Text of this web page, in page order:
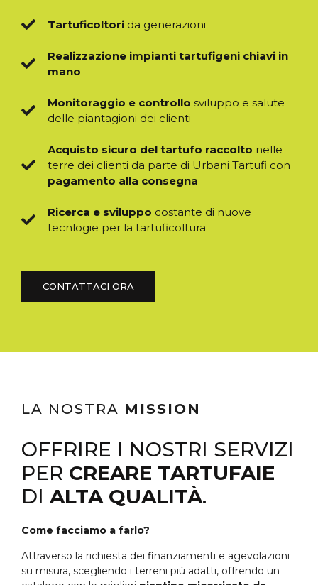
Tartuficoltori da generazioni
Realizzazione impianti tartufigeni chiavi in
mano
Monitoraggio e controllo sviluppo e salute
delle piantagioni dei clienti
Acquisto sicuro del tartufo raccolto nelle
terre dei clienti da parte di Urbani Tartufi con
pagamento alla consegna
Ricerca e sviluppo costante di nuove
tecnlogie per la tartuficoltura
CONTATTACI ORA
LA NOSTRA MISSION
OFFRIRE I NOSTRI SERVIZI
PER CREARE TARTUFAIE
DI ALTA QUALITÀ.
Come facciamo a farlo?
Attraverso la richiesta dei finanziamenti e agevolazioni
su misura, scegliendo i terreni più adatti, offrendo un